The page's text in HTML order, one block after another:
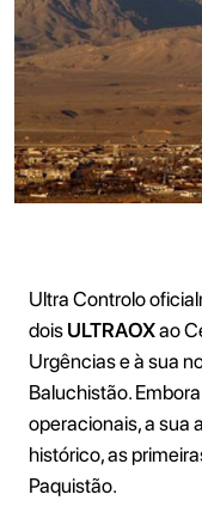
Ultra Controlo
dois ULTRAOXao
Urgências e à sua
Baluchistão.
operacionais, a sua
histórico, as
Paquistão.